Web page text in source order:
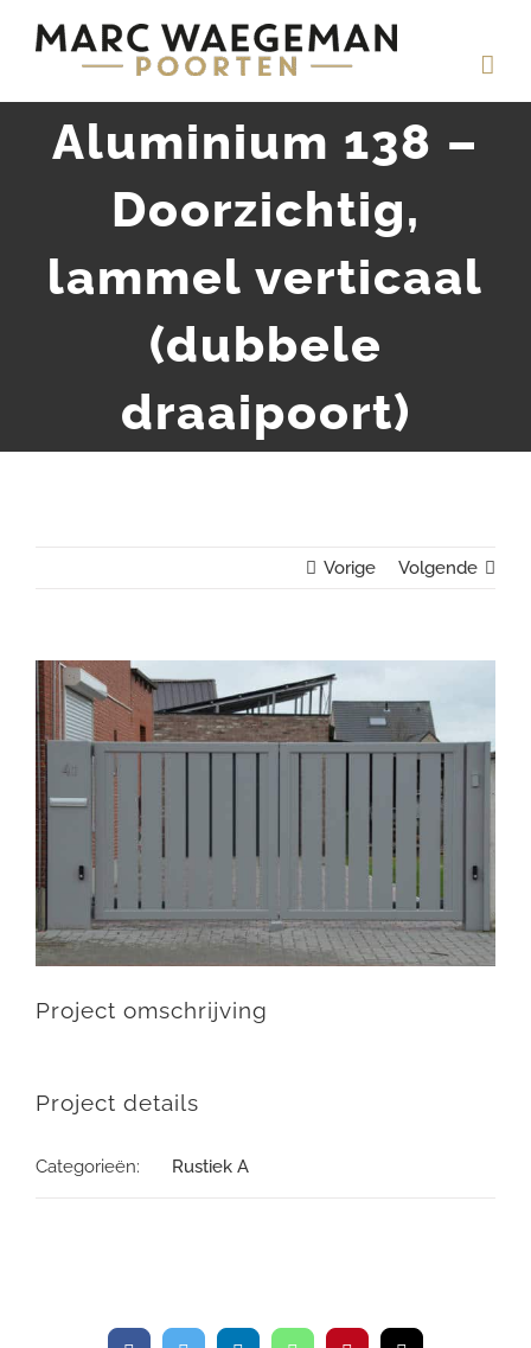
inhoud
Aluminium 138 –
Doorzichtig,
lammel verticaal
(dubbele
draaipoort)
Vorige Volgende
View
Larger
Image
Project omschrijving
Project details
Categorieën: Rustiek A